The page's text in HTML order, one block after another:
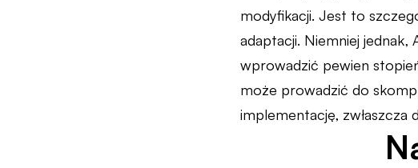
modyfikacji. Jest to
adaptacji. Niemniej
wprowadzić pewien
może prowadzić do
implementację, zwłaszcza